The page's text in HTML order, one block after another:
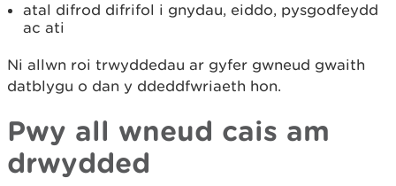
atal difrod difrifol i gnydau, eiddo, pysgodfeydd
ac ati
Ni allwn roi trwyddedau ar gyfer gwneud gwaith
datblygu o dan y ddeddfwriaeth hon.
Pwy all wneud cais am
drwydded